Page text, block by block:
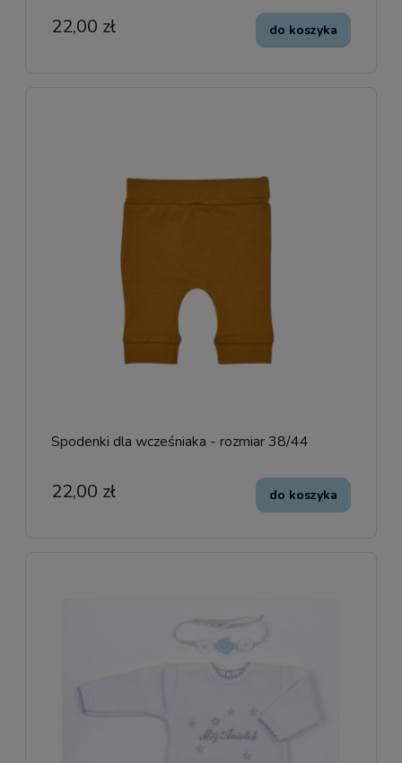
22,00 zł do koszyka
Spodenki dla wcześniaka - rozmiar 38/44
22,00 zł do koszyka